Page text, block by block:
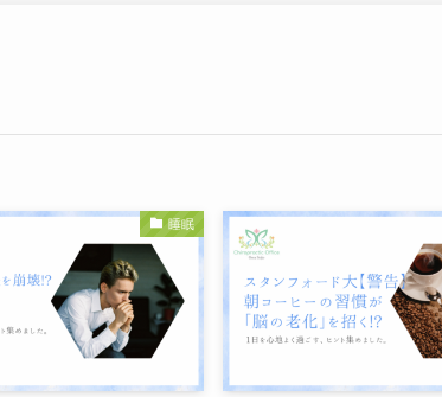
睡眠